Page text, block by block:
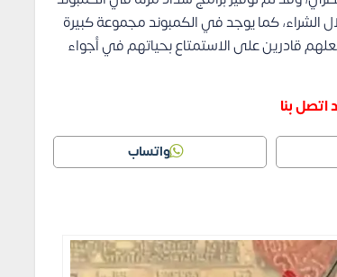
الشراء، كما يوجد في الكمبوند مجموعة كبيرة
قادرين على الاستمتاع بحياتهم في أجواء
بنا
واتساب